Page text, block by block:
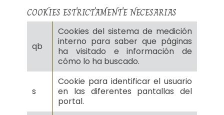
COOKIES ESTRICTAMENTE NECESARIAS
qb
Cookies del sistema de medición
interno para saber que páginas
ha visitado e información de
cómo lo ha buscado.
s
Cookie para identificar el usuario
en las diferentes pantallas del
portal.